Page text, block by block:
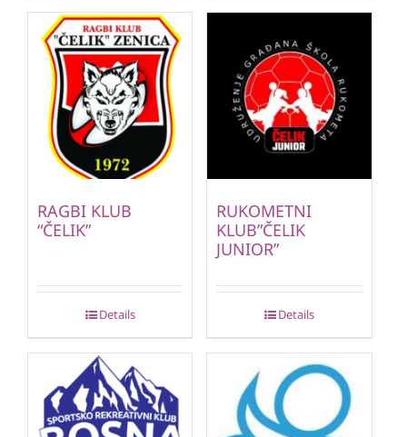
RAGBI KLUB
“ČELIK”
Details
RUKOMETNI
KLUB”ČELIK
JUNIOR”
Details